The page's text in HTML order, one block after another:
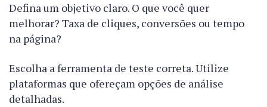
Defina um objetivo claro. O que você quer
melhorar? Taxa de cliques, conversões ou tempo
na página?
Escolha a ferramenta de teste correta. Utilize
plataformas que ofereçam opções de análise
detalhadas.